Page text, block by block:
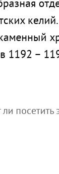
–
ли посетить